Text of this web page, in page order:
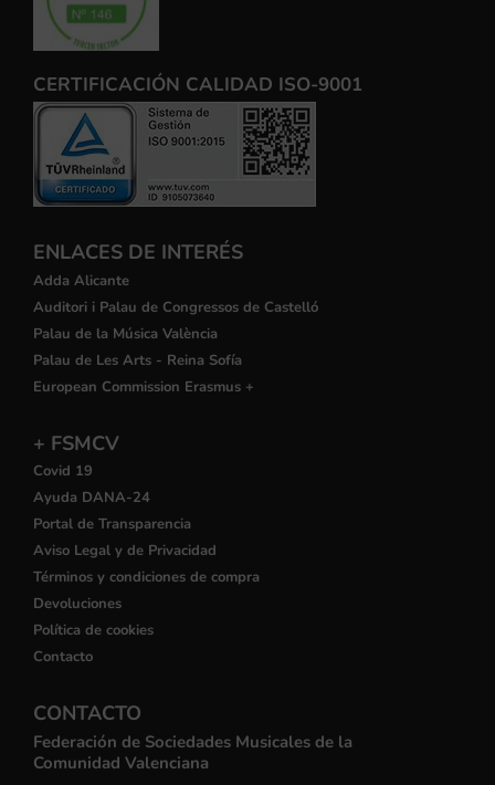
CERTIFICACIÓN CALIDAD ISO-9001
ENLACES DE INTERÉS
Adda Alicante
Auditori i Palau de Congressos de Castelló
Palau de la Música València
Palau de Les Arts - Reina Sofía
European Commission Erasmus +
+ FSMCV
Covid 19
Ayuda DANA-24
Portal de Transparencia
Aviso Legal y de Privacidad
Términos y condiciones de compra
Devoluciones
Política de cookies
Contacto
CONTACTO
Federación de Sociedades Musicales de la
Comunidad Valenciana